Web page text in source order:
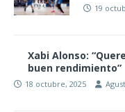
19
Xabi Alonso:
buen rendimiento”
18 octubre, 2025